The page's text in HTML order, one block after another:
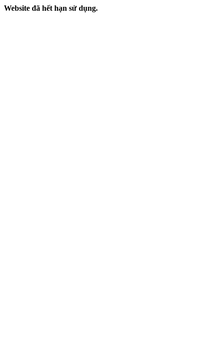
Website đã hết hạn sử dụng.